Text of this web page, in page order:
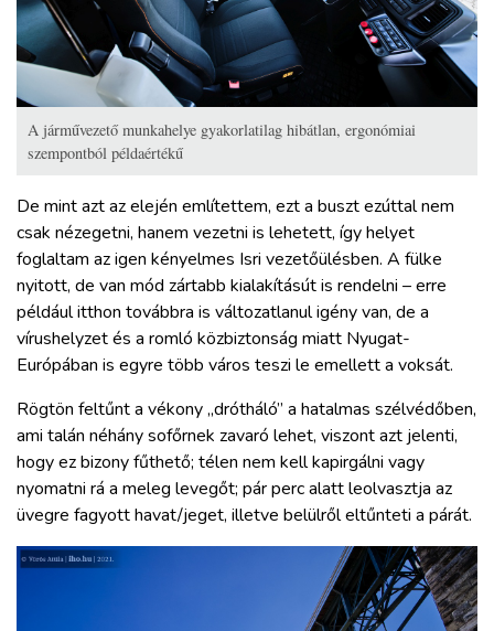
A járművezető munkahelye gyakorlatilag hibátlan, ergonómiai
szempontból példaértékű
De mint azt az elején említettem, ezt a buszt ezúttal nem
csak nézegetni, hanem vezetni is lehetett, így helyet
foglaltam az igen kényelmes Isri vezetőülésben. A fülke
nyitott, de van mód zártabb kialakításút is rendelni – erre
például itthon továbbra is változatlanul igény van, de a
vírushelyzet és a romló közbiztonság miatt Nyugat-
Európában is egyre több város teszi le emellett a voksát.
Rögtön feltűnt a vékony „drótháló” a hatalmas szélvédőben,
ami talán néhány sofőrnek zavaró lehet, viszont azt jelenti,
hogy ez bizony fűthető; télen nem kell kapirgálni vagy
nyomatni rá a meleg levegőt; pár perc alatt leolvasztja az
üvegre fagyott havat/jeget, illetve belülről eltűnteti a párát.